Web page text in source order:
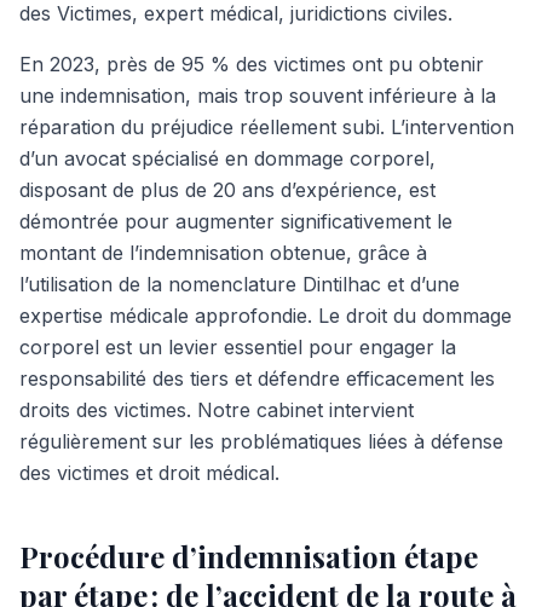
des Victimes, expert médical, juridictions civiles.
En 2023, près de 95 % des victimes ont pu obtenir
une indemnisation, mais trop souvent inférieure à la
réparation du préjudice réellement subi. L’intervention
d’un avocat spécialisé en dommage corporel,
disposant de plus de 20 ans d’expérience, est
démontrée pour augmenter significativement le
montant de l’indemnisation obtenue, grâce à
l’utilisation de la nomenclature Dintilhac et d’une
expertise médicale approfondie. Le droit du dommage
corporel est un levier essentiel pour engager la
responsabilité des tiers et défendre efficacement les
droits des victimes. Notre cabinet intervient
régulièrement sur les problématiques liées à défense
des victimes et droit médical.
Procédure d’indemnisation étape
par étape : de l’accident de la route à